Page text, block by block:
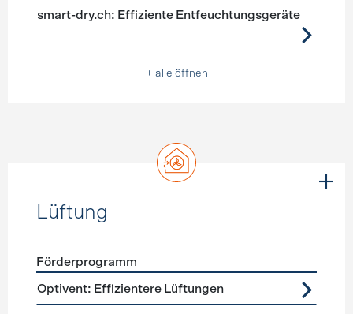
smart-dry.ch: Effiziente Entfeuchtungsgeräte
+ alle öffnen
Lüftung
Förderprogramme Lüftung
Förderprogramm
Optivent: Effizientere Lüftungen